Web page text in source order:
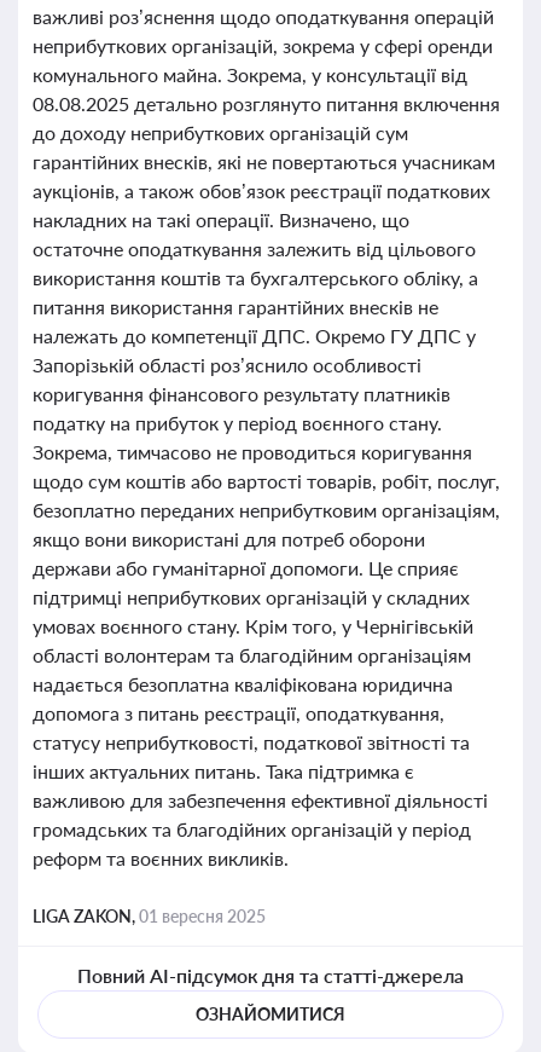
важливі роз’яснення щодо оподаткування операцій
неприбуткових організацій, зокрема у сфері оренди
комунального майна. Зокрема, у консультації від
08.08.2025 детально розглянуто питання включення
до доходу неприбуткових організацій сум
гарантійних внесків, які не повертаються учасникам
аукціонів, а також обов’язок реєстрації податкових
накладних на такі операції. Визначено, що
остаточне оподаткування залежить від цільового
використання коштів та бухгалтерського обліку, а
питання використання гарантійних внесків не
належать до компетенції ДПС. Окремо ГУ ДПС у
Запорізькій області роз’яснило особливості
коригування фінансового результату платників
податку на прибуток у період воєнного стану.
Зокрема, тимчасово не проводиться коригування
щодо сум коштів або вартості товарів, робіт, послуг,
безоплатно переданих неприбутковим організаціям,
якщо вони використані для потреб оборони
держави або гуманітарної допомоги. Це сприяє
підтримці неприбуткових організацій у складних
умовах воєнного стану. Крім того, у Чернігівській
області волонтерам та благодійним організаціям
надається безоплатна кваліфікована юридична
допомога з питань реєстрації, оподаткування,
статусу неприбутковості, податкової звітності та
інших актуальних питань. Така підтримка є
важливою для забезпечення ефективної діяльності
громадських та благодійних організацій у період
реформ та воєнних викликів.
LIGA ZAKON,01 вересня 2025
Повний AI-підсумок дня та статті-джерела
ОЗНАЙОМИТИСЯ